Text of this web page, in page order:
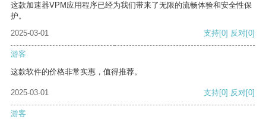
这款加速器VPM应用程序已经为我们带来了无限的流畅体验和安全性保
护。
2025-03-01
支持[0] 反对[0]
游客
这款软件的价格非常实惠，值得推荐。
2025-03-01 支持[0] 反对[0]
游客